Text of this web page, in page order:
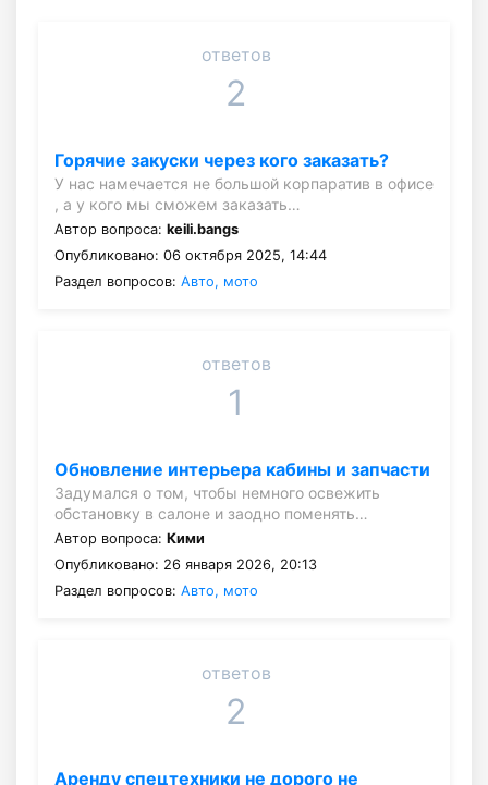
ответов
2
Горячие закуски через кого заказать?
У нас намечается не большой корпаратив в офисе
, а у кого мы сможем заказать…
Автор вопроса: keili.bangs
Опубликовано: 06 октября 2025, 14:44
Раздел вопросов: Авто, мото
ответов
1
Обновление интерьера кабины и запчасти
Задумался о том, чтобы немного освежить
обстановку в салоне и заодно поменять…
Автор вопроса: Кими
Опубликовано: 26 января 2026, 20:13
Раздел вопросов: Авто, мото
ответов
2
Аренду спецтехники не дорого не